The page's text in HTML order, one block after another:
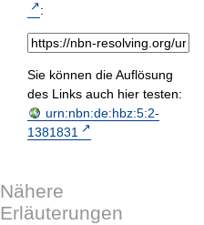
:
Sie können die Auflösung
des Links auch hier testen:
urn:nbn:de:hbz:5:2-
1381831
Nähere
Erläuterungen